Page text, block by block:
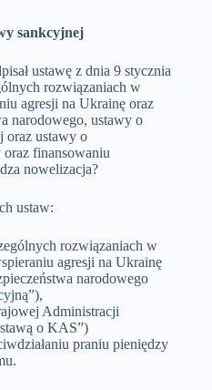
sankcyjnej
ustawę z dnia 9 stycznia
rozwiązaniach w
agresji na Ukrainę oraz
narodowego, ustawy o
oraz ustawy o
oraz finansowaniu
nowelizacja?
ustaw:
rozwiązaniach w
agresji na Ukrainę
narodowego
Administracji
o KAS”)
praniu pieniędzy